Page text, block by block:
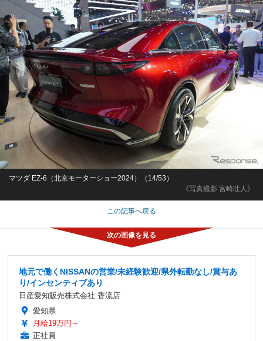
《写真撮影 宮崎壮人》
マツダ EZ-6（北京モーターショー2024）（14/53）
この記事へ戻る
地元で働くNISSANの営業/未経験歓迎/県外転勤なし/賞与あ
り/インセンティブあり
日産愛知販売株式会社 香流店
愛知県
月給19万円～
正社員